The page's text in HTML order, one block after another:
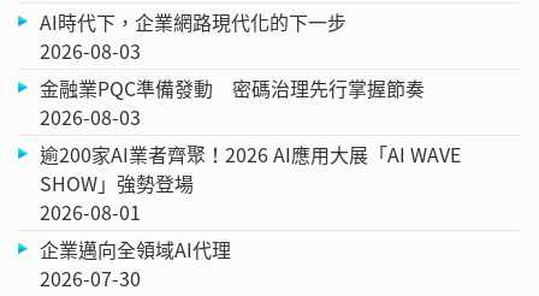
AI時代下，企業網路現代化的下一步
2026-08-03
金融業PQC準備發動 密碼治理先行掌握節奏
2026-08-03
逾200家AI業者齊聚！2026 AI應用大展「AI WAVE
SHOW」強勢登場
2026-08-01
企業邁向全領域AI代理
2026-07-30